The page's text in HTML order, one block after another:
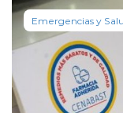
Emergencias y